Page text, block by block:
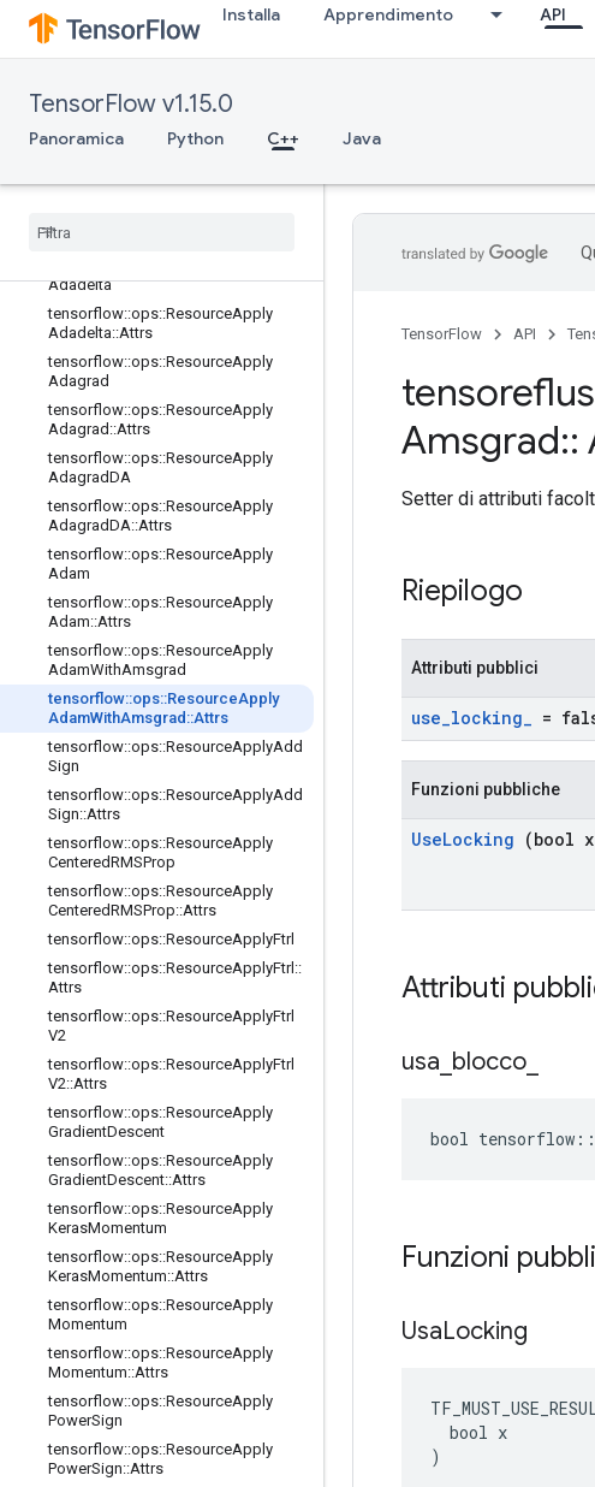
Installa Apprendimento API
TensorFlow v1.15.0
Panoramica Python C++ Java
rad
tensorflow::ops::ApplyProximalAdag
rad::Attrs
tensorflow::ops::ApplyProximalGradi
entDescent
tensorflow::ops::ApplyProximalGradi
tensorflow::ops::ApplyRMSProp
Attrs
Adadelta
tensorflow::ops::ResourceApply
Adadelta::Attrs
tensorflow::ops::ResourceApply
Adagrad
tensorflow::ops::ResourceApply
Adagrad ::Attrs
tensorflow::ops::ResourceApply
AdagradDA
tensorflow::ops::ResourceApply
AdagradDA::Attrs
tensorflow::ops::ResourceApply
Adam
tensorflow::ops::ResourceApply
Adam::Attrs
tensorflow::ops::ResourceApply
AdamWithAmsgrad
tensorflow::ops::ResourceApply
AdamWithAmsgrad ::Attrs
tensorflow::ops::ResourceApplyAdd
Sign
tensorflow::ops::ResourceApplyAdd
Sign::Attrs
tensorflow::ops::ResourceApply
CenteredRMSProp
tensorflow::ops::ResourceApply
CenteredRMSProp::Attrs
tensorflow::ops::ResourceApplyFtrl
tensorflow::ops::ResourceApplyFtrl ::
Attrs
tensorflow::ops::ResourceApplyFtrl
V2
tensorflow::ops::ResourceApplyFtrl
V2::Attrs
tensorflow::ops::ResourceApply
GradientDescent
tensorflow::ops::ResourceApply
GradientDescent::Attrs
tensorflow::ops::ResourceApply
KerasMomentum
tensorflow::ops::ResourceApply
KerasMomentum::Attrs
tensorflow::ops::ResourceApply
Momentum
tensorflow::ops::ResourceApply
Momentum::Attrs
tensorflow::ops::ResourceApply
PowerSign
tensorflow::ops::ResourceApply
PowerSign::Attrs
TensorFlow API
Amsgrad::
Setter di attributi
Riepilogo
Attributi pubblici
use_locking_ =
Funzioni pubbliche
UseLocking (bool
Attributi
usa blocco
bool
Funzioni
UsaLocking
  bool x
)